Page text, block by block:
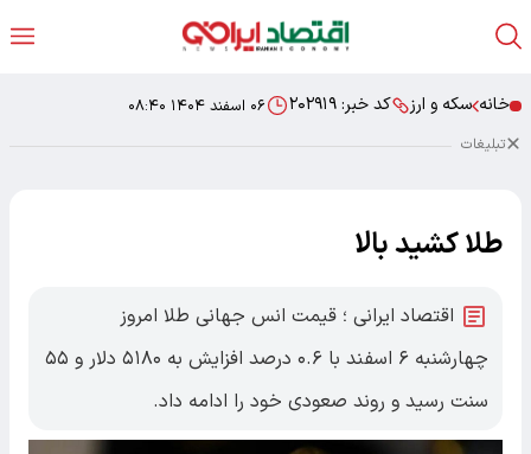
خانه سکه و ارز کد خبر: ۲۰۲۹۱۹ ۰۶ اسفند ۱۴۰۴ ۰۸:۴۰
تبلیغات
طلا کشید بالا
اقتصاد ایرانی ؛ قیمت انس جهانی طلا امروز
چهارشنبه ۶ اسفند با ۰.۶ درصد افزایش به ۵۱۸۰ دلار و ۵۵
سنت رسید و روند صعودی خود را ادامه داد.